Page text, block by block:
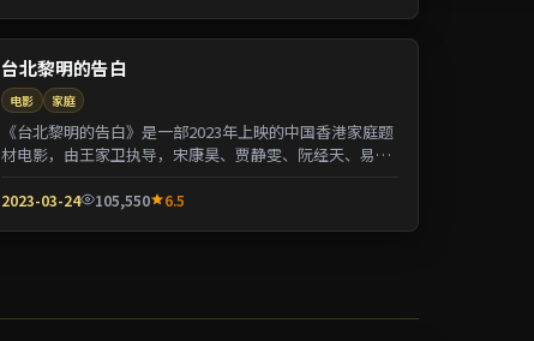
台北黎明的告白
电影 家庭
《台北黎明的告白》是一部2023年上映的中国香港家庭题
材电影，由王家卫执导，宋康昊、贾静雯、阮经天、易烊
2023-03-24 105,550 6.5